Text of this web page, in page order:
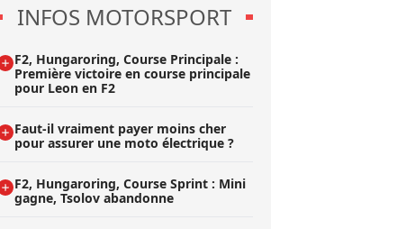
INFOS MOTORSPORT
F2, Hungaroring, Course Principale :
Première victoire en course principale
pour Leon en F2
Faut-il vraiment payer moins cher
pour assurer une moto électrique ?
F2, Hungaroring, Course Sprint : Mini
gagne, Tsolov abandonne